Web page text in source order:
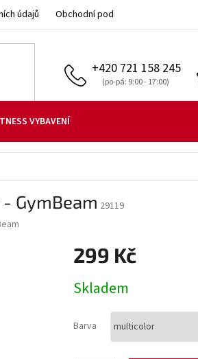
údajů Obchodní podmínky
+420 721 158 245
VYBAVENÍ
GymBeam 29119
299 Kč
cena:
Skladem
Barva